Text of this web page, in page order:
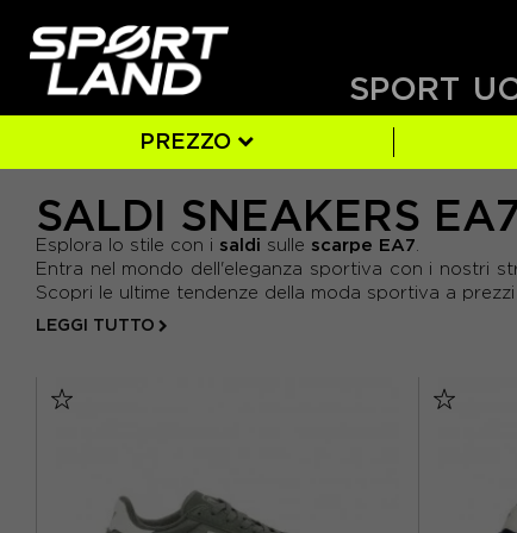
SPORT
PREZZO
- DA 89 € A 111 €
- DA 111 € A 134 €
- DA 134 € A 157 €
- DA 157 € A 180 €
UOMO (7)
SI(7)
BIANCO (6) BLU(3)
VERDE(1)
EUR 40 (4) EUR 41
EUR 44 (6)
SALDI SNEAKERS
Esplora lo stile con i saldi sulle scarpe EA7
Entra nel mondo dell'eleganza sportiva con i nostri
Scopri le ultime tendenze della moda sportiva a prezzi
LEGGI TUTTO